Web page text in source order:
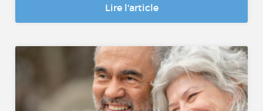
Lire l'article